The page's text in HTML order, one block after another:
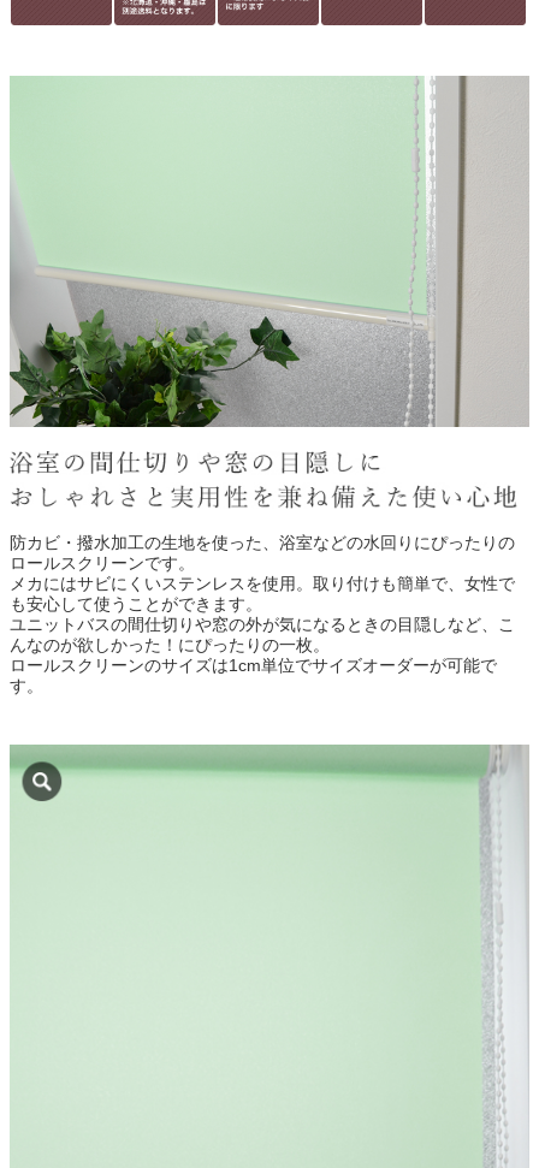
防カビ・撥水加工の生地を使った、浴室などの水回りにぴったりの
ロールスクリーンです。
メカにはサビにくいステンレスを使用。取り付けも簡単で、女性で
も安心して使うことができます。
ユニットバスの間仕切りや窓の外が気になるときの目隠しなど、こ
んなのが欲しかった！にぴったりの一枚。
ロールスクリーンのサイズは1cm単位でサイズオーダーが可能で
す。